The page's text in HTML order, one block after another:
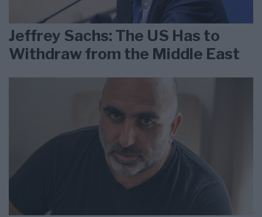
Jeffrey Sachs: The US Has to
Withdraw from the Middle East